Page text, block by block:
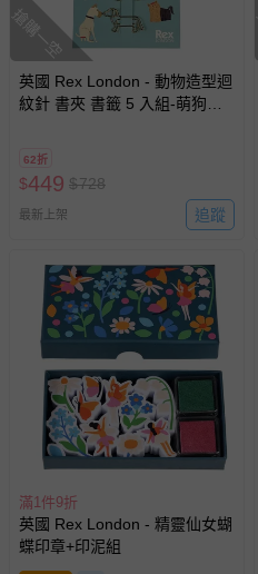
搶購一空
英國 Rex London - 動物造型迴
紋針 書夾 書籤 5 入組-萌狗樂
62折
$449 $728
最新上架 追蹤
滿1件9折
英國 Rex London - 精靈仙女蝴
蝶印章+印泥組